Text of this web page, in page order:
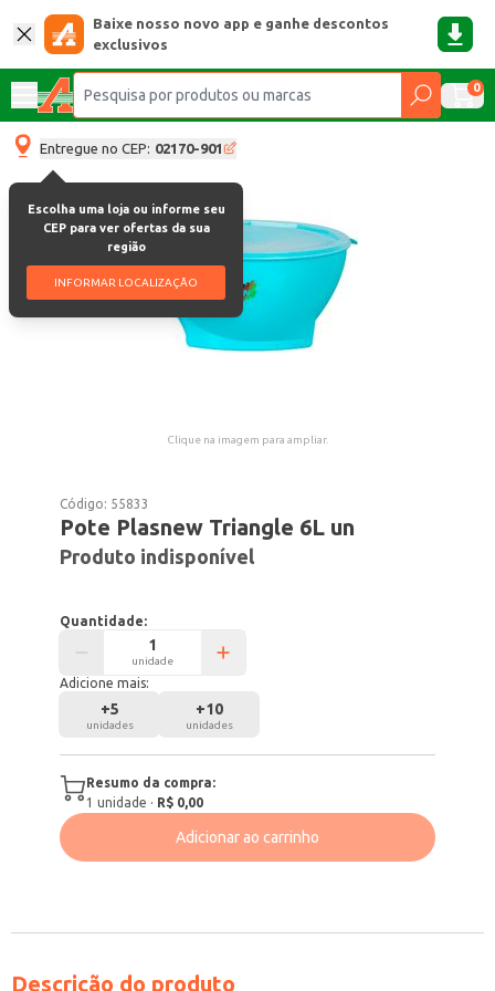
Baixe nosso novo app e ganhe descontos
exclusivos
0
Entregue no CEP: 02170-901
Escolha uma loja ou informe seu
CEP para ver ofertas da sua
região
INFORMAR LOCALIZAÇÃO
Clique na imagem para ampliar.
Código: 55833
Pote Plasnew Triangle 6L un
Produto indisponível
Quantidade:
unidade
Adicione mais:
+5
unidades
+10
unidades
Resumo da compra:
1 unidade · R$ 0,00
Adicionar ao carrinho
Descrição do produto